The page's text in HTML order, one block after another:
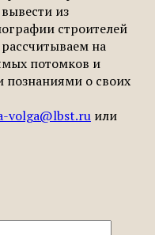
из
строителей
на
потомков и
о своих
volga@lbst.ru или